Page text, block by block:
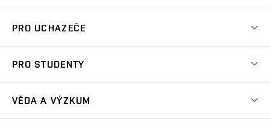
Koleje
Sport na VUT
PRO UCHAZEČE
Dny otevřených dveří
PRO STUDENTY
VĚDA A VÝZKUM